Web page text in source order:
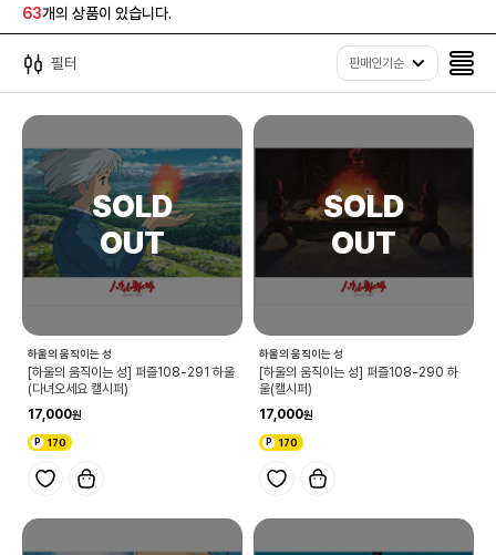
63개의 상품이 있습니다.
필터 판매인기순
하울의 움직이는 성
[하울의 움직이는 성] 퍼즐108-291 하울
(다녀오세요 캘시퍼)
17,000
170
하울의 움직이는 성
[하울의 움직이는 성] 퍼즐108-290 하
울(캘시퍼)
17,000
170